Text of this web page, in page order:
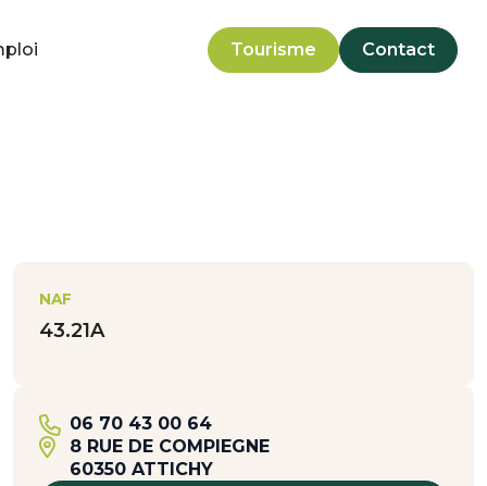
Tourisme Contact
NAF
43.21A
06 70 43 00 64
8 RUE DE COMPIEGNE
60350 ATTICHY